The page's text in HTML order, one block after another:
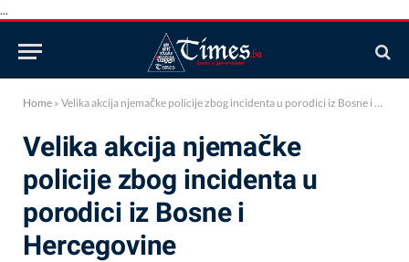
...
Home » Velika akcija njemačke policije zbog incidenta u porodici iz Bosne i Hercegovine
Velika akcija njemačke
policije zbog incidenta u
porodici iz Bosne i
Hercegovine